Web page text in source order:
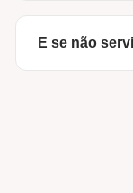
Pix(com
E se não